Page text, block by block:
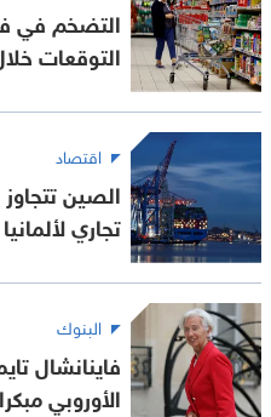
التضخم في
التوقعات
اقتصاد
الصين
تجاري لألمانيا
البنوك
فاينانشال
الأوروبي مبكرا